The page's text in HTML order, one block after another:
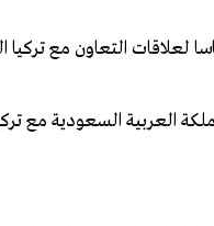
لعلاقات التعاون مع تركيا
العربية السعودية مع